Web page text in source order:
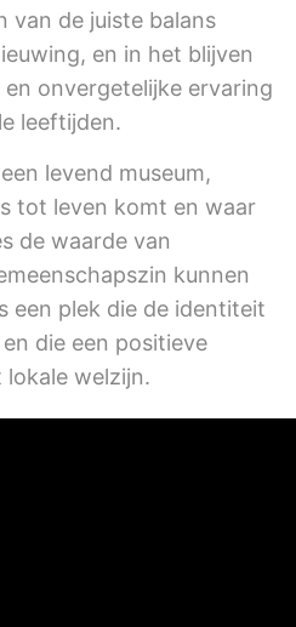
van de juiste balans
en in het blijven
onvergetelijke ervaring
leeftijden.
levend museum,
tot leven komt en waar
de waarde van
kunnen
een plek die de identiteit
die een positieve
welzijn.